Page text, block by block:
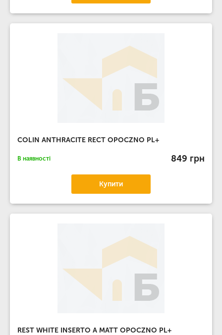
COLIN ANTHRACITE RECT OPOCZNO PL+
В наявності 849 грн
Купити
REST WHITE INSERTO A MATT OPOCZNO PL+